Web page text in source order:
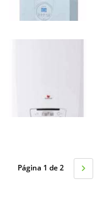
Página 1 de 2